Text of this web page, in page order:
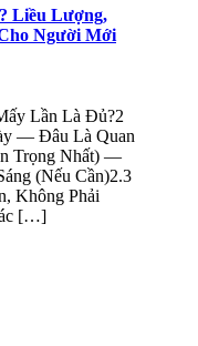
Liều Lượng,
Người Mới
Lần Là Đủ?2
— Đâu Là Quan
Trọng Nhất) —
(Nếu Cần)2.3
Không Phải
[…]